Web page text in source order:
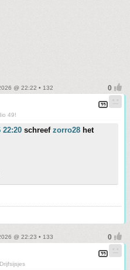
@ 22:22 • 132
49!
22:20 schreef zorro28 het
@ 22:23 • 133